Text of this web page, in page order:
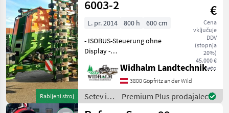
Rabljeni stroj
6003-2
€
Cena
vključuje
DDV
(stopnja
20%)
45.000 €
neto
L. pr. 2014 800 h
600 cm
- ISOBUS-Steuerung ohne
Display -
Gebläseantrieb direkt über
Steuergerät - Hydr.
Crossboard - Div. Rotoren -
Striegel hinter Säscheiben
Widhalm Landtechnik GmbH
3800 Göpfritz an der Wild
Setev in
nega /
Premium Plus prodajalec